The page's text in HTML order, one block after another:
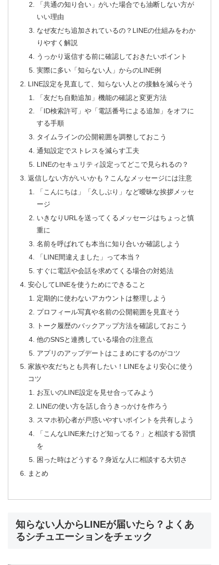
「共通の知り合い」がいた場合でも油断しない方が
いい理由
なぜ友だち追加されているの？LINEの仕組みをわか
りやすく解説
うっかり返信する前に確認しておきたいポイント
実際に多い「知らない人」からのLINE例
LINE設定を見直して、知らない人との接触を減らそう
「友だち自動追加」機能の確認と変更方法
「ID検索許可」や「電話番号による追加」をオフに
する手順
タイムラインの公開範囲を調整しておこう
通知設定でストレスを減らす工夫
LINEのセキュリティ設定ってどこで見られるの？
返信しない方がいいかも？こんなメッセージには注意
「こんにちは」「久しぶり」など曖昧な挨拶メッセ
ージ
いきなりURLを送ってくるメッセージはちょっと慎
重に
名前を呼ばれても本当に知り合いか確認しよう
「LINE間違えました」って本当？
すぐに電話や会話を求めてくる場合の対処法
安心してLINEを使うためにできること
定期的に使わないアカウントは整理しよう
プロフィール写真や名前の公開範囲を見直そう
トーク履歴のバックアップ方法を確認しておこう
他のSNSと連携している場合の注意点
アプリのアップデートはこまめにするのがコツ
家族や友だちとも共有したい！LINEをより安心に使う
コツ
お互いのLINE設定を見せ合ってみよう
LINEの使い方を話し合うきっかけを作ろう
スマホ初心者が戸惑いやすいポイントを共有しよう
「こんなLINE来たけど知ってる？」と相談する習慣
を
困った時はどうする？身近な人に相談する大切さ
まとめ
知らない人からLINEが届いたら？よくあ
るシチュエーションをチェック